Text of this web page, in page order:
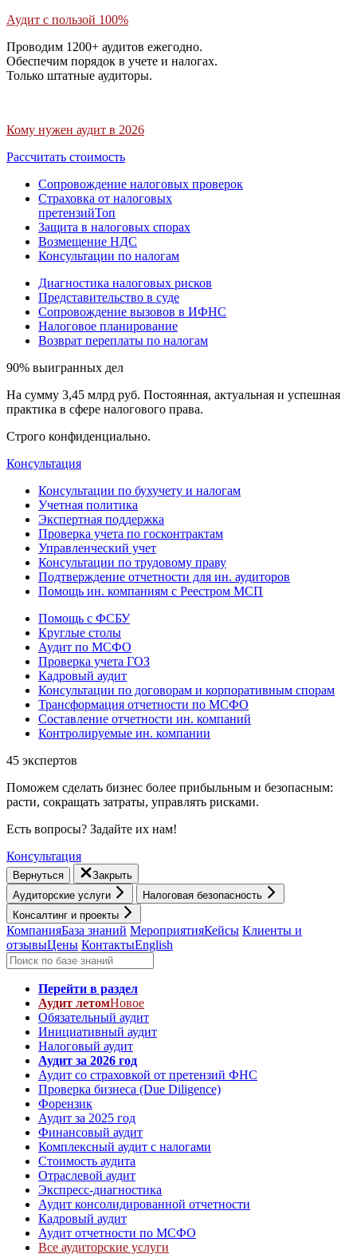
Аудит с пользой 100%
Проводим 1200+ аудитов ежегодно.
Обеспечим порядок в учете и налогах.
Только штатные аудиторы.
Кому нужен аудит в 2026
Рассчитать стоимость
Сопровождение налоговых проверок
Страховка от налоговых
претензийТоп
Защита в налоговых спорах
Возмещение НДС
Консультации по налогам
Диагностика налоговых рисков
Представительство в суде
Сопровождение вызовов в ИФНС
Налоговое планирование
Возврат переплаты по налогам
90% выигранных дел
На сумму 3,45 млрд руб. Постоянная, актуальная и успешная
практика в сфере налогового права.
Строго конфиденциально.
Консультация
Консультации по бухучету и налогам
Учетная политика
Экспертная поддержка
Проверка учета по госконтрактам
Управленческий учет
Консультации по трудовому праву
Подтверждение отчетности для ин. аудиторов
Помощь ин. компаниям с Реестром МСП
Помощь с ФСБУ
Круглые столы
Аудит по МСФО
Проверка учета ГОЗ
Кадровый аудит
Консультации по договорам и корпоративным спорам
Трансформация отчетности по МСФО
Составление отчетности ин. компаний
Контролируемые ин. компании
45 экспертов
Поможем сделать бизнес более прибыльным и безопасным:
расти, cокращать затраты, управлять рисками.
Есть вопросы? Задайте их нам!
Консультация
Вернуться
Закрыть
Аудиторские услуги
Налоговая безопасность
Консалтинг и проекты
КомпанияБаза знаний МероприятияКейсы Клиенты и
отзывыЦены КонтактыEnglish
Перейти в раздел
Аудит летомНовое
Обязательный аудит
Инициативный аудит
Налоговый аудит
Аудит за 2026 год
Аудит со страховкой от претензий ФНС
Проверка бизнеса (Due Diligence)
Форензик
Аудит за 2025 год
Финансовый аудит
Комплексный аудит с налогами
Стоимость аудита
Отраслевой аудит
Экспресс-диагностика
Аудит консолидированной отчетности
Кадровый аудит
Аудит отчетности по МСФО
Все аудиторские услуги